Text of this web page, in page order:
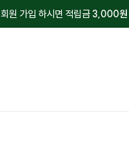
회원 가입 하시면 적립금3,000원